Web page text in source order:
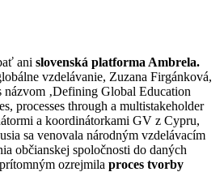
ani slovenská platforma Ambrela.
vzdelávanie, Zuzana Firgánková,
názvom ‚Defining Global Education
processes through a multistakeholder
a koordinátorkami GV z Cypru,
sa venovala národným vzdelávacím
občianskej spoločnosti do daných
ozrejmila proces tvorby